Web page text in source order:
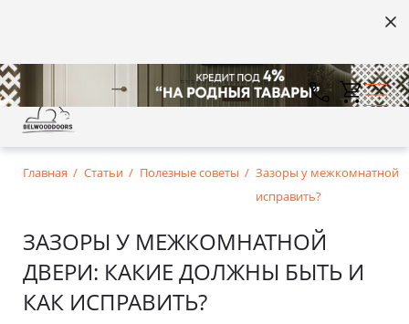
Главная Статьи Полезные советы
Зазоры у межкомнатной
исправить?
ЗАЗОРЫ У МЕЖКОМНАТНОЙ
ДВЕРИ: КАКИЕ ДОЛЖНЫ БЫТЬ И
КАК ИСПРАВИТЬ?